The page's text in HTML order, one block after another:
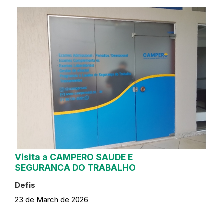
Visita a CAMPERO SAUDE E
SEGURANCA DO TRABALHO
Defis
23 de March de 2026